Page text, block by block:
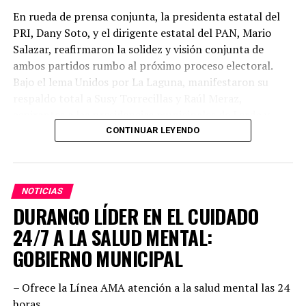
UP NEXT
DETENIDO PROBABLE RESPONSABLE DE DESAPARICIÓN DE
TAXISTA
NO DEJES DE VER
PIDE PATY FLORES, POSTURA OFICIAL DEL ESTADO SOBRE
DETENCION DE OBJETIVO PRIORITARIO
En rueda de prensa conjunta, la presidenta estatal del
PRI, Dany Soto, y el dirigente estatal del PAN, Mario
Salazar, reafirmaron la solidez y visión conjunta de
ambos partidos rumbo al próximo proceso electoral.
Bajo el lema Unidos por La Laguna, manifestaron su
Gómez Palacio, respectivamente, a quienes describieron
arraigo en sus comunidades.
Dany Soto aseguró que la alianza entre PRI y PAN no
responde a cuotas, sino a la búsqueda de los mejores
perfiles para enfrentar el reto electoral. “No hay un solo
municipio negociado ni entregado. Hemos construido un
equipo basado en el mérito, la cercanía con la
posición fue revisada con responsabilidad. Hoy estamos
CONTINUAR LEYENDO
NOTICIAS
DURANGO LÍDER EN EL CUIDADO
24/7 A LA SALUD MENTAL:
GOBIERNO MUNICIPAL
– Ofrece la Línea AMA atención a la salud mental las 24